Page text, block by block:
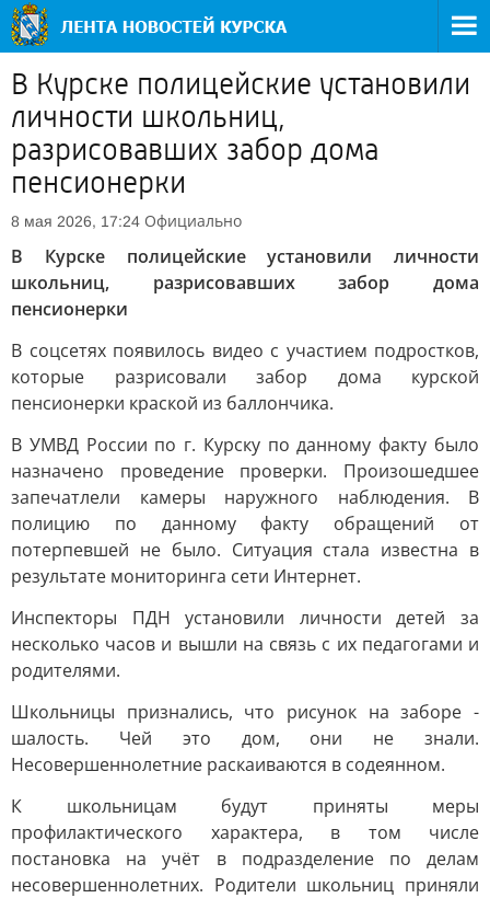
В Курске полицейские установили
личности школьниц,
разрисовавших забор дома
пенсионерки
8 мая 2026, 17:24 Официально
В Курске полицейские установили личности
школьниц, разрисовавших забор дома
пенсионерки
В соцсетях появилось видео с участием подростков,
которые разрисовали забор дома курской
пенсионерки краской из баллончика.
В УМВД России по г. Курску по данному факту было
назначено проведение проверки. Произошедшее
запечатлели камеры наружного наблюдения. В
полицию по данному факту обращений от
потерпевшей не было. Ситуация стала известна в
результате мониторинга сети Интернет.
Инспекторы ПДН установили личности детей за
несколько часов и вышли на связь с их педагогами и
родителями.
Школьницы признались, что рисунок на заборе -
шалость. Чей это дом, они не знали.
Несовершеннолетние раскаиваются в содеянном.
К школьницам будут приняты меры
профилактического характера, в том числе
постановка на учёт в подразделение по делам
несовершеннолетних. Родители школьниц приняли